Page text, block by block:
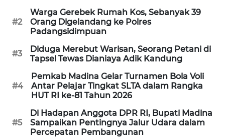
#2
Warga Gerebek Rumah Kos, Sebanyak 39
Orang Digelandang ke Polres
Padangsidimpuan
#3
Diduga Merebut Warisan, Seorang Petani di
Tapsel Tewas Dianiaya Adik Kandung
#4
Pemkab Madina Gelar Turnamen Bola Voli
Antar Pelajar Tingkat SLTA dalam Rangka
HUT RI ke-81 Tahun 2026
#5
Di Hadapan Anggota DPR RI, Bupati Madina
Sampaikan Pentingnya Jalur Udara dalam
Percepatan Pembangunan
KRT
NEWS
KARING
NEWS
JURNAL
MARITIM
HUMBANG
NEWS